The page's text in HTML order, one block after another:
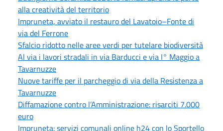
alla creatività del territorio
Impruneta, avviato il restauro del Lavatoio–Fonte di
via del Ferrone
Sfalcio ridotto nelle aree verdi per tutelare biodiversità
Al via i lavori stradali in via Barducci e via I° Maggio a
Tavarnuzze
Nuove tariffe per il parcheggio di via della Resistenza a
Tavarnuzze
Diffamazione contro l’Amministrazione: risarciti 7.000
euro
Impruneta: servizi comunali online h24 con lo Sportello